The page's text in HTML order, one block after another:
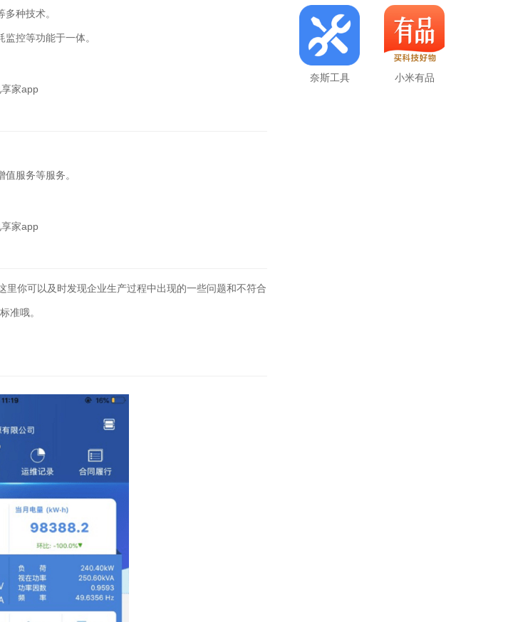
种技术。
控等功能于一体。
服务等服务。
你可以及时发现企业生产过程中出现的一些问题和不符合
准哦。
奈斯工具 小米有品